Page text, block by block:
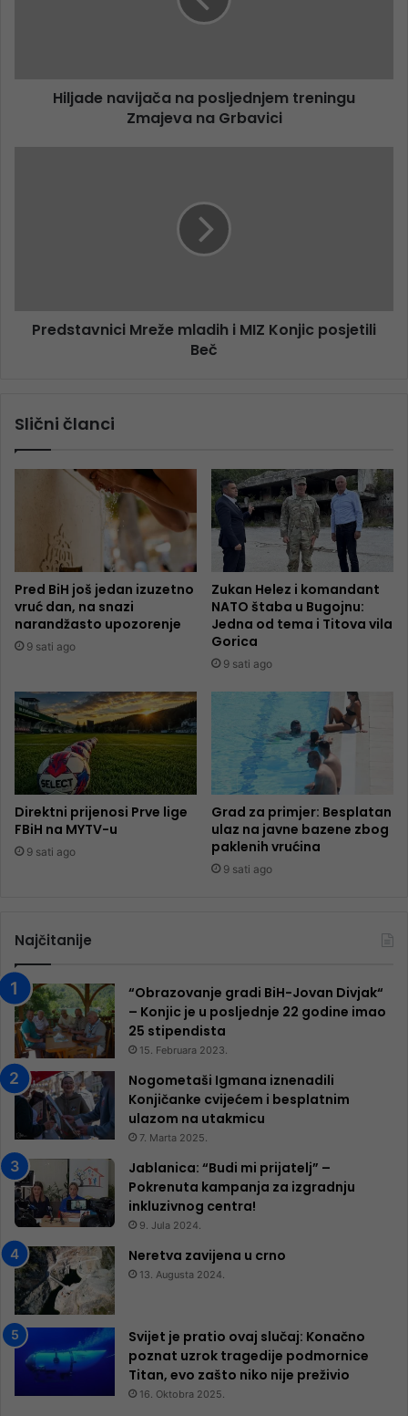
Hiljade navijača na posljednjem treningu
Zmajeva na Grbavici
Predstavnici Mreže mladih i MIZ Konjic posjetili
Beč
Slični članci
Pred BiH još jedan izuzetno
vruć dan, na snazi
narandžasto upozorenje
9 sati ago
Zukan Helez i komandant
NATO štaba u Bugojnu:
Jedna od tema i Titova vila
Gorica
9 sati ago
Direktni prijenosi Prve lige
FBiH na MYTV-u
9 sati ago
Grad za primjer: Besplatan
ulaz na javne bazene zbog
paklenih vrućina
9 sati ago
Najčitanije
“Obrazovanje gradi BiH-Jovan Divjak“
– Konjic je u posljednje 22 godine imao
25 ​​stipendista
15. Februara 2023.
Nogometaši Igmana iznenadili
Konjičanke cvijećem i besplatnim
ulazom na utakmicu
7. Marta 2025.
Jablanica: “Budi mi prijatelj” –
Pokrenuta kampanja za izgradnju
inkluzivnog centra!
9. Jula 2024.
Neretva zavijena u crno
13. Augusta 2024.
Svijet je pratio ovaj slučaj: Konačno
poznat uzrok tragedije podmornice
Titan, evo zašto niko nije preživio
16. Oktobra 2025.